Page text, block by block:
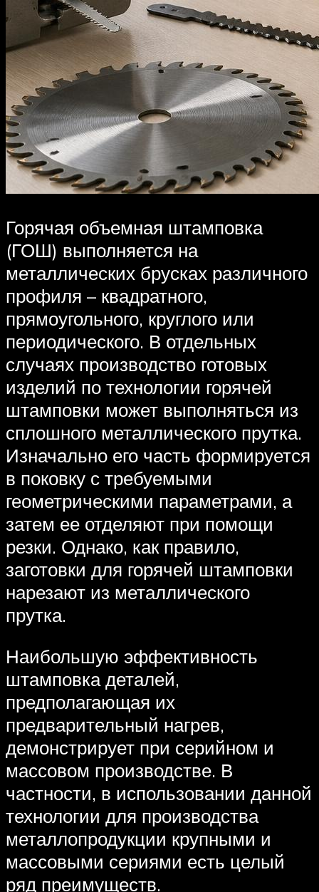
Горячая объемная штамповка
(ГОШ) выполняется на
металлических брусках различного
профиля – квадратного,
прямоугольного, круглого или
периодического. В отдельных
случаях производство готовых
изделий по технологии горячей
штамповки может выполняться из
сплошного металлического прутка.
Изначально его часть формируется
в поковку с требуемыми
геометрическими параметрами, а
затем ее отделяют при помощи
резки. Однако, как правило,
заготовки для горячей штамповки
нарезают из металлического
прутка.
Наибольшую эффективность
штамповка деталей,
предполагающая их
предварительный нагрев,
демонстрирует при серийном и
массовом производстве. В
частности, в использовании данной
технологии для производства
металлопродукции крупными и
массовыми сериями есть целый
ряд преимуществ.